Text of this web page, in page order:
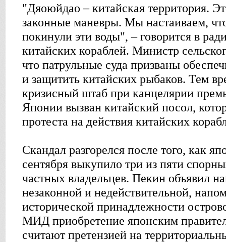
"Дяоюйдао – китайская территория.
законные маневры. Мы настаиваем,
покинули эти воды", – говорится в
китайских кораблей. Министр
что патрульные суда призваны
и защитить китайских рыбаков. Тем
кризисный штаб при канцелярии
Японии вызван китайский посол,
протеста на действия китайских
Скандал разгорелся после того, как
сентября выкупило три из пяти
частных владельцев. Пекин объявил
незаконной и недействительной,
исторической принадлежности
МИД приобретение японским
считают претензией на